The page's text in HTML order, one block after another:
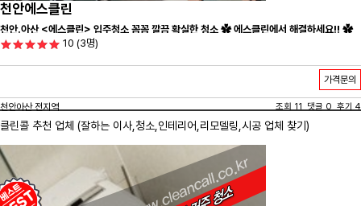
천안에스클린
천안.아산 <에스클린> 입주청소 꼼꼼 깔끔 확실한 청소 ✿ 에스클린에서 해결하세요!! ✿
10 (3명)
가격문의
천안아산 전지역 조회 11 댓글 0 후기 4
클린콜 추천 업체 (잘하는 이사, 청소 ,인테리어,리모델링,시공 업체 찾기)